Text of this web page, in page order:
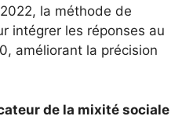
la méthode de
intégrer les réponses au
améliorant la précision
de la mixité sociale